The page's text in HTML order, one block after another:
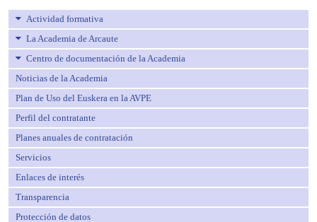
Actividad formativa
La Academia de Arcaute
Centro de documentación de la Academia
Noticias de la Academia
Plan de Uso del Euskera en la AVPE
Perfil del contratante
Planes anuales de contratación
Servicios
Enlaces de interés
Transparencia
Protección de datos